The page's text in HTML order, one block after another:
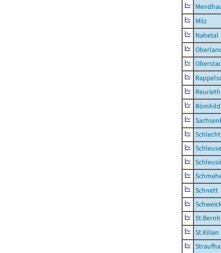
Milz
Nahetal
Reurieth
Schnett
St.Kilian